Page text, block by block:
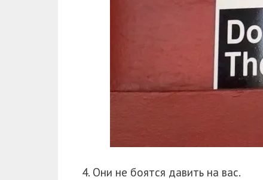
4. Они не боятся давить на вас.